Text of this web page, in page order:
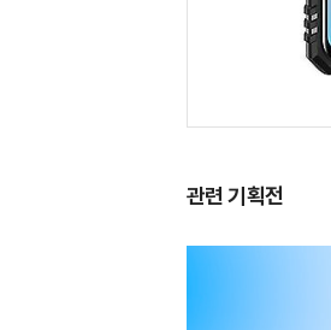
관련 기획전